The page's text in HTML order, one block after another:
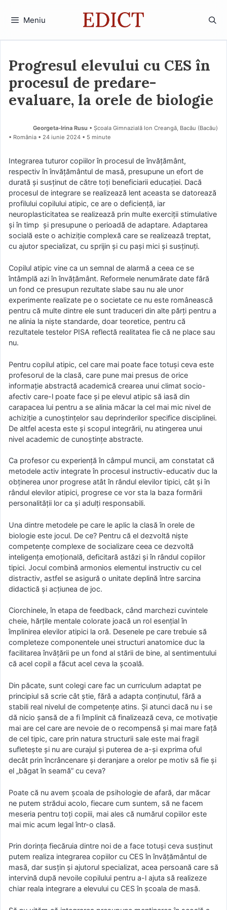
Meniu
Progresul elevului cu CES în
procesul de predare-
evaluare, la orele de biologie
Georgeta-Irina Rusu • Școala Gimnazială Ion Creangă, Bacău (Bacău)
• România
24 iunie 2024 • 5 minute
Integrarea tuturor copiilor în procesul de învățământ,
respectiv în învățământul de masă, presupune un efort de
durată și susținut de către toți beneficiarii educației. Dacă
procesul de integrare se realizează lent aceasta se datorează
profilului copilului atipic, ce are o deficiență, iar
neuroplasticitatea se realizează prin multe exerciții stimulative
și în timp și presupune o perioadă de adaptare. Adaptarea
socială este o achiziţie complexă care se realizează treptat,
cu ajutor specializat, cu sprijin și cu paşi mici şi susţinuţi.
Copilul atipic vine ca un semnal de alarmă a ceea ce se
întâmplă azi în învăţământ. Reformele nenumărate date fără
un fond ce presupun rezultate slabe sau nu ale unor
experimente realizate pe o societate ce nu este românească
pentru că multe dintre ele sunt traduceri din alte părți pentru a
ne alinia la niște standarde, doar teoretice, pentru că
rezultatele testelor PISA reflectă realitatea fie că ne place sau
nu.
Pentru copilul atipic, cel care mai poate face totuşi ceva este
profesorul de la clasă, care pune mai presus de orice
informaţie abstractă academică crearea unui climat socio-
afectiv care-l poate face şi pe elevul atipic să iasă din
carapacea lui pentru a se alinia măcar la cel mai mic nivel de
achiziţie a cunoştinţelor sau deprinderilor specifice disciplinei.
De altfel acesta este și scopul integrării, nu atingerea unui
nivel academic de cunoștințe abstracte.
Ca profesor cu experienţă în câmpul muncii, am constatat că
metodele activ integrate în procesul instructiv-educativ duc la
obţinerea unor progrese atât în rândul elevilor tipici, cât şi în
rândul elevilor atipici, progrese ce vor sta la baza formării
personalităţii lor ca şi adulţi responsabili.
Una dintre metodele pe care le aplic la clasă în orele de
biologie este jocul. De ce? Pentru că el dezvoltă niște
competențe complexe de socializare ceea ce dezvoltă
inteligența emoțională, deficitară astăzi și în rândul copiilor
tipici. Jocul combină armonios elementul instructiv cu cel
distractiv, astfel se asigură o unitate deplină între sarcina
didactică şi acţiunea de joc.
Ciorchinele, în etapa de feedback, când marchezi cuvintele
cheie, hărțile mentale colorate joacă un rol esențial în
împlinirea elevilor atipici la oră. Desenele pe care trebuie să
completeze componentele unei structuri anatomice duc la
facilitarea învățării pe un fond al stării de bine, al sentimentului
că acel copil a făcut acel ceva la școală.
Din păcate, sunt colegi care fac un curriculum adaptat pe
principiul să scrie cât știe, fără a adapta conținutul, fără a
stabili real nivelul de competențe atins. Și atunci dacă nu i se
dă nicio șansă de a fi împlinit că finalizează ceva, ce motivație
mai are cel care are nevoie de o recompensă și mai mare față
de cel tipic, care prin natura structurii sale este mai fragil
sufletește și nu are curajul și puterea de a-și exprima oful
decât prin încrâncenare și deranjare a orelor pe motiv să fie și
el „băgat în seamă” cu ceva?
Poate că nu avem școala de psihologie de afară, dar măcar
ne putem strădui acolo, fiecare cum suntem, să ne facem
meseria pentru toți copiii, mai ales că numărul copiilor este
mai mic acum legal într-o clasă.
Prin dorința fiecăruia dintre noi de a face totuși ceva susținut
putem realiza integrarea copiilor cu CES în învățământul de
masă, dar susțin și ajutorul specializat, acea persoană care să
intervină după nevoile copilului pentru a-l ajuta să realizeze
chiar reala integrare a elevului cu CES în școala de masă.